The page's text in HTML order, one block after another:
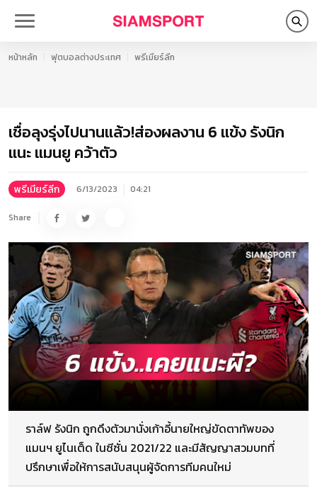
หน้าหลัก ฟุตบอลต่างประเทศ พรีเมียร์ลีก
เชื่อลุงรุ่งไปนานแล้ว!ส่องผลงาน 6 แข้ง รังนิก
แนะ แมนยู คว้าตัว
พรีเมียร์ลีก 6/13/2023 04:21
Share
ราล์ฟ รังนิก ถูกดึงตัวมานั่งเก้าอี้นายใหญ่ขัดตาทัพของ
แมนฯ ยูไนเต็ด ในซีซั่น 2021/22 และมีสัญญาสวมบทที่
ปรึกษาเพื่อให้การสนับสนุนผู้จัดการทีมคนใหม่